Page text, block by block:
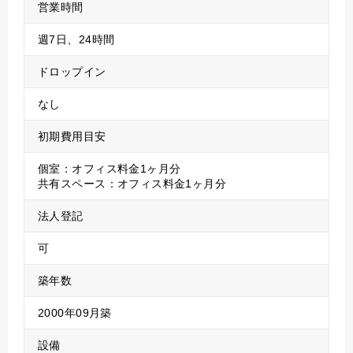
営業時間
週7日、24時間
ドロップイン
なし
初期費用目安
個室：オフィス料金1ヶ月分
共有スペース：オフィス料金1ヶ月分
法人登記
可
築年数
2000年09月築
設備